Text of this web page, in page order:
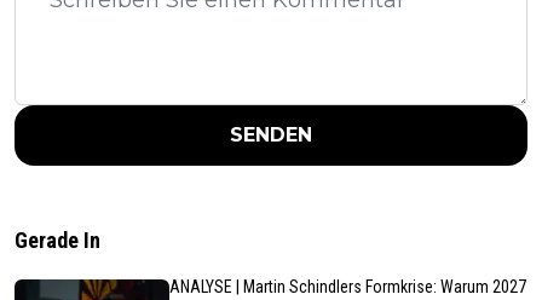
SENDEN
Gerade In
ANALYSE | Martin Schindlers Formkrise: Warum 2027